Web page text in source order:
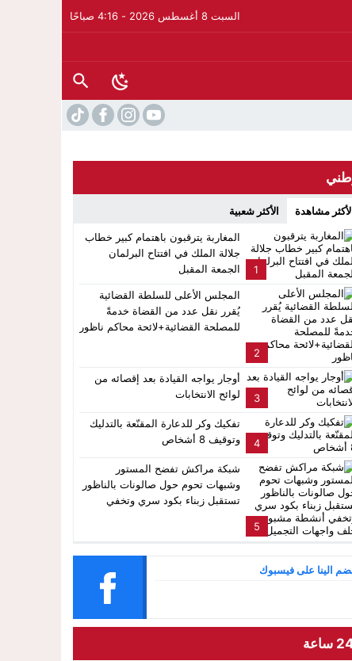
السبت 8 أغسطس 2026 - 4:16 صباحًا
والتحريض وحملات التضليل
مشاهدة الأكثر شعبية
1
المغاربة يترقبون باهتمام كبير خطاب
جلالة الملك في افتتاح البرلمان
الجمعة المقبل
2
المجلس الأعلى للسلطة القضائية
يُقرر نقل عدد من القضاة خدمةً
للمصلحة القضائية+لائحة محاكم ناظور
3
أوجار يواجه القيادة بعد إقصائه من
لوائح الانتخابات
4
تفكيك وكر للدعارة المقنّعة بالتدليك
وتوقيف 8 أشخاص
5
شبكة مراكش تفضح المستور
وشبهات تحوم حول صالونات بالناظور
تستقبل زبناء بكود سري وتخفي
الينا على فيسبوك
ساعة